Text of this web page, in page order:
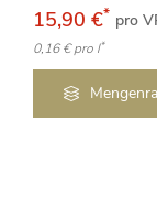
15,90 €* pro
0,16 €pro l*